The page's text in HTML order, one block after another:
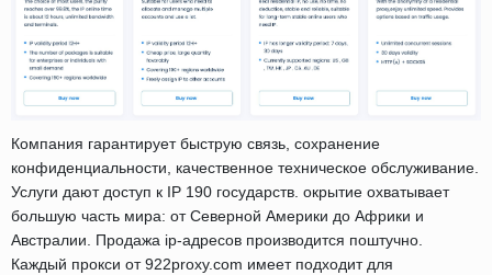
Компания гарантирует быструю связь, сохранение
конфиденциальности, качественное техническое обслуживание.
Услуги дают доступ к IP 190 государств. окрытие охватывает
большую часть мира: от Северной Америки до Африки и
Австралии. Продажа ip-адресов производится поштучно.
Каждый прокси от 922proxy.com имеет подходит для